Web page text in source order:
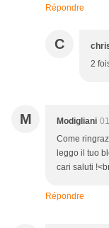
Répondre
C
2
M Modigliani
Come
leggo il tuo
cari saluti
Répondre